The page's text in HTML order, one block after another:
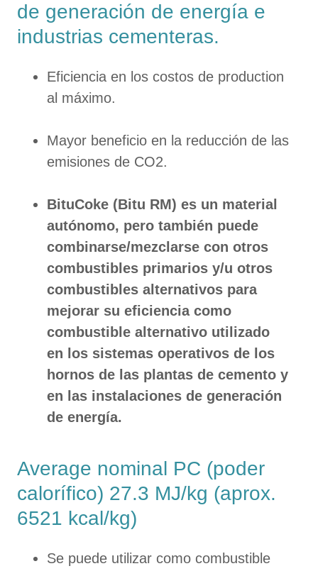
de generación de energía e
industrias cementeras.
Eficiencia en los costos de production
al máximo.
Mayor beneficio en la reducción de las
emisiones de CO2.
BituCoke (Bitu RM) es un material
autónomo, pero también puede
combinarse/mezclarse con otros
combustibles primarios y/u otros
combustibles alternativos para
mejorar su eficiencia como
combustible alternativo utilizado
en los sistemas operativos de los
hornos de las plantas de cemento y
en las instalaciones de generación
de energía.
Average nominal PC (poder
calorífico) 27.3 MJ/kg (aprox.
6521 kcal/kg)
Se puede utilizar como combustible